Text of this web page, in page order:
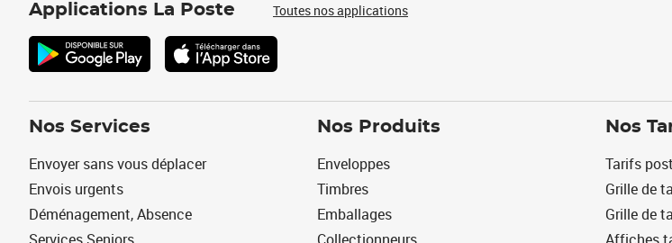
Applications La Poste Toutes nos applications
Nos Services
Envoyer sans vous déplacer
Envois urgents
Déménagement, Absence
Nos Produits
Enveloppes
Timbres
Emballages
Nos
Tarifs
Grille de
Grille de